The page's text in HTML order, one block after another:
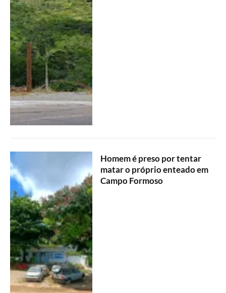
Homem é preso por tentar
matar o próprio enteado em
Campo Formoso